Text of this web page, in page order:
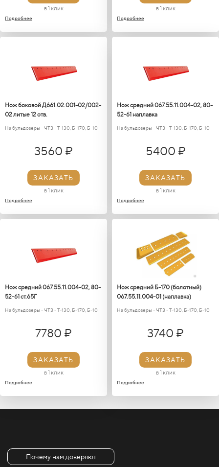
в 1 клик
Подробнее
в 1 клик
Подробнее
Нож боковой Д661.02.001-02/002-
02 литые 12 отв.
На бульдозеры - ЧТЗ - Т-130, Б-170, Б-10
3560 ₽
ЗАКАЗАТЬ
в 1 клик
Подробнее
Нож средний 067.55.11.004-02, 80-
52-61 наплавка
На бульдозеры - ЧТЗ - Т-130, Б-170, Б-10
5400 ₽
ЗАКАЗАТЬ
в 1 клик
Подробнее
Нож средний 067.55.11.004-02, 80-
52-61 ст.65Г
На бульдозеры - ЧТЗ - Т-130, Б-170, Б-10
7780 ₽
ЗАКАЗАТЬ
в 1 клик
Подробнее
Нож средний Б-170 (болотный)
067.55.11.004-01 (наплавка)
На бульдозеры - ЧТЗ - Т-130, Б-170, Б-10
3740 ₽
ЗАКАЗАТЬ
в 1 клик
Подробнее
Почему нам доверяют